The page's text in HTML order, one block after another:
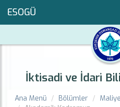
ESOGÜ
İktisadi ve İdari
Ana Menü Bölümler